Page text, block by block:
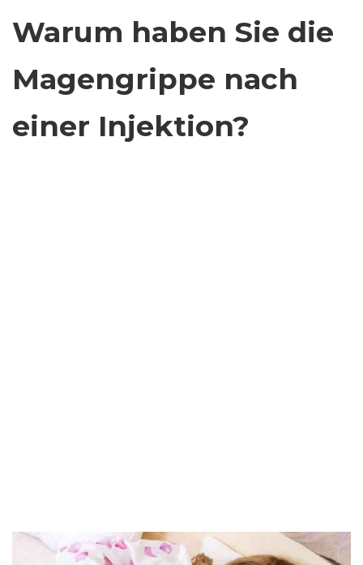
Warum haben Sie die
Magengrippe nach
einer Injektion?